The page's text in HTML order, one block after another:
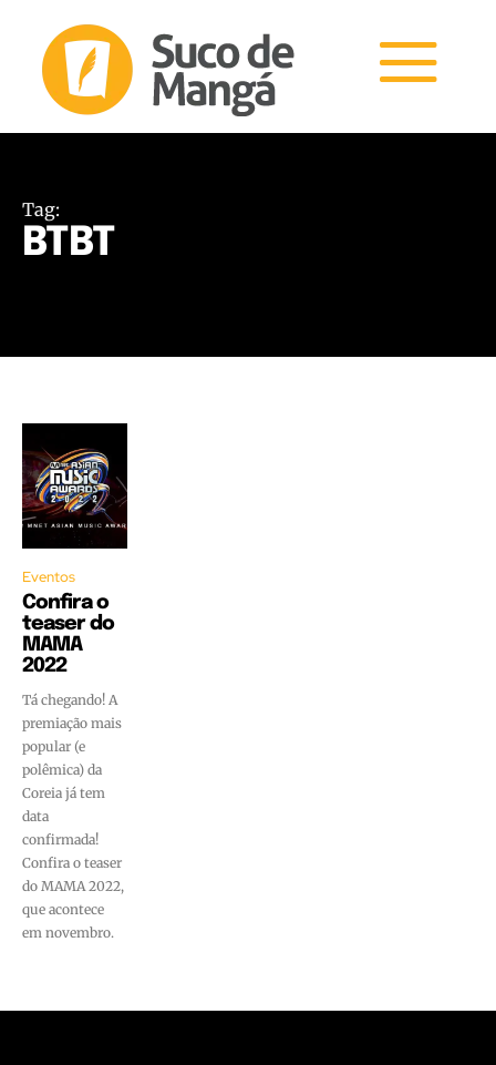
Tag:
BTBT
Eventos
Confira o
teaser do
MAMA
2022
Tá chegando! A
premiação mais
popular (e
polêmica) da
Coreia já tem
data
confirmada!
Confira o teaser
do MAMA 2022,
que acontece
em novembro.